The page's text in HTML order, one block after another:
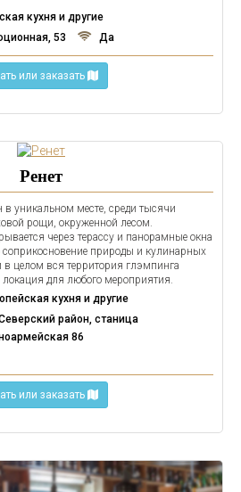
кухня и другие
53
Да
или заказать
Ренет
в уникальном месте, среди тысячи
рощи, окруженной лесом.
через терассу и панорамные окна
соприкосновение природы и кулинарных
в целом вся территория глэмпинга
локация для любого мероприятия.
кухня и другие
район, станица
86
или заказать